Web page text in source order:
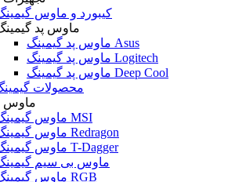
کیبورد و ماوس
ماوس پد
ماوس پد گیمینگ Asus
ماوس پد گیمینگ Logitech
ماوس پد گیمینگ Deep Cool
محصولات
ماوس
ماوس گیمینگ MSI
ماوس گیمینگ Redragon
ماوس گیمینگ T-Dagger
ماوس بی سیم
ماوس گیمینگ RGB